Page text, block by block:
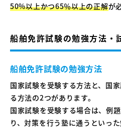
50%以上かつ65％以上の正解が
船舶免許試験の勉強方法・
船舶免許試験の勉強方法
国家試験を受験する方法と、国
る方法の2つがあります。
国家試験を受験する場合は、例
り、対策を行う塾に通うといった